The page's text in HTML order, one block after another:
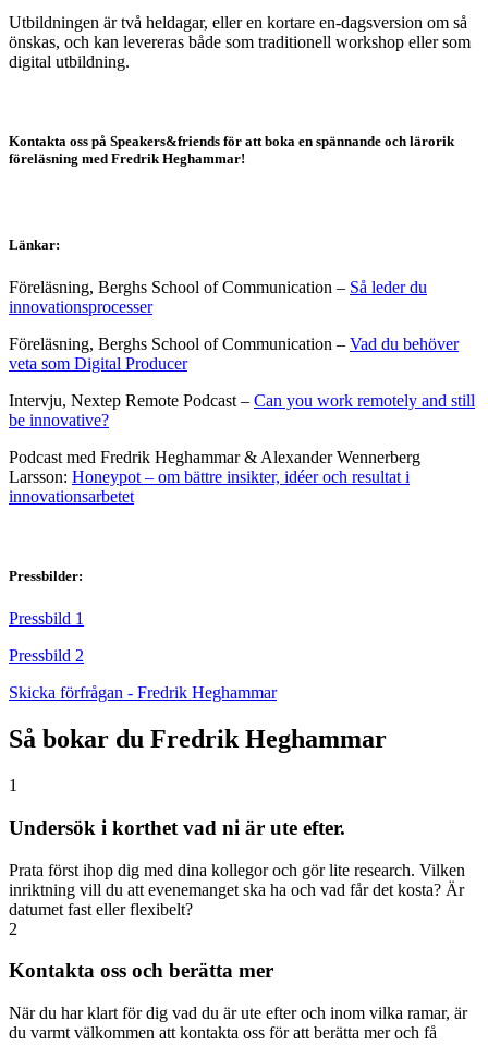
Utbildningen är två heldagar, eller en kortare en-dagsversion om så
önskas, och kan levereras både som traditionell workshop eller som
digital utbildning.
Kontakta oss på Speakers&friends för att boka en spännande och lärorik
föreläsning med Fredrik Heghammar!
Länkar:
Föreläsning, Berghs School of Communication – Så leder du
innovationsprocesser
Föreläsning, Berghs School of Communication – Vad du behöver
veta som Digital Producer
Intervju, Nextep Remote Podcast – Can you work remotely and still
be innovative?
Podcast med Fredrik Heghammar & Alexander Wennerberg
Larsson: Honeypot – om bättre insikter, idéer och resultat i
innovationsarbetet
Pressbilder:
Pressbild 1
Pressbild 2
Skicka förfrågan - Fredrik Heghammar
Så bokar du Fredrik Heghammar
1
Undersök i korthet vad ni är ute efter.
Prata först ihop dig med dina kollegor och gör lite research. Vilken
inriktning vill du att evenemanget ska ha och vad får det kosta? Är
datumet fast eller flexibelt?
2
Kontakta oss och berätta mer
När du har klart för dig vad du är ute efter och inom vilka ramar, är
du varmt välkommen att kontakta oss för att berätta mer och få